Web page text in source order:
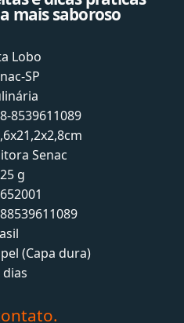
mais saboroso
Lobo
SP
8539611089
Senac
g
(Capa dura)
dias